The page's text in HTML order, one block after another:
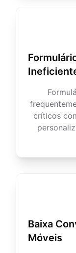
críticos
Baixa
Móveis